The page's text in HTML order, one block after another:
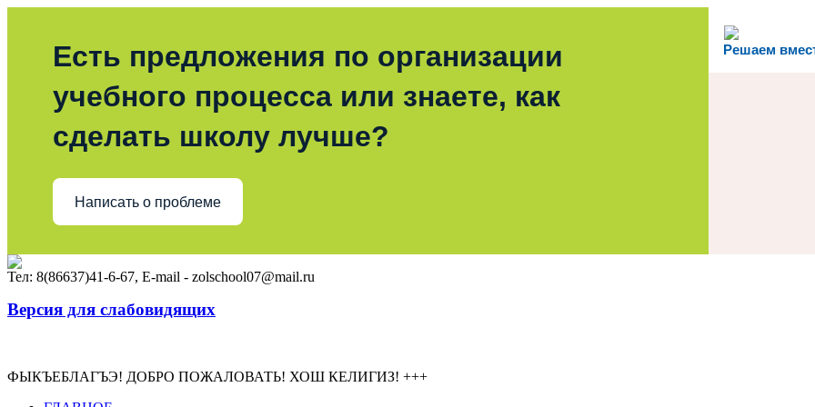
Решаем
Есть предложения по организации
учебного процесса или знаете, как
сделать школу лучше?
Написать о проблеме
Тел: 8(86637)41-6-67, E-mail - zolschool07@mail.ru
Версия для слабовидящих
ФЫКЪЕБЛАГЪЭ! ДОБРО ПОЖАЛОВАТЬ! ХОШ КЕЛИГИЗ! +++